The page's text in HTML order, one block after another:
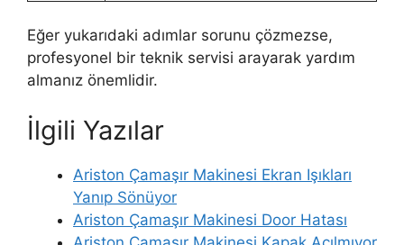
Eğer yukarıdaki adımlar sorunu çözmezse,
profesyonel bir teknik servisi arayarak yardım
almanız önemlidir.
İlgili Yazılar
Ariston Çamaşır Makinesi Ekran Işıkları
Yanıp Sönüyor
Ariston Çamaşır Makinesi Door Hatası